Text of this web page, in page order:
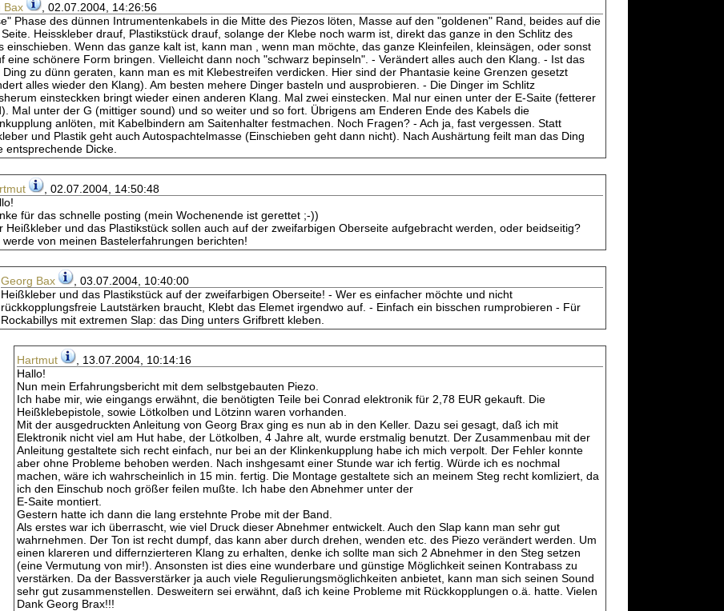
Bax
, 02.07.2004, 14:26:56
Phase des dünnen Intrumentenkabels in die Mitte des Piezos löten, Masse auf den "goldenen" Rand, beides auf die
Heisskleber drauf, Plastikstück drauf, solange der Klebe noch warm ist, direkt das ganze in den Schlitz des
einschieben. Wenn das ganze kalt ist, kann man , wenn man möchte, das ganze Kleinfeilen, kleinsägen, oder sonst
eine schönere Form bringen. Vielleicht dann noch "schwarz bepinseln". - Verändert alles auch den Klang. - Ist das
Ding zu dünn geraten, kann man es mit Klebestreifen verdicken. Hier sind der Phantasie keine Grenzen gesetzt
alles wieder den Klang). Am besten mehere Dinger basteln und ausprobieren. - Die Dinger im Schlitz
einsteckken bringt wieder einen anderen Klang. Mal zwei einstecken. Mal nur einen unter der E-Saite (fetterer
Mal unter der G (mittiger sound) und so weiter und so fort. Übrigens am Enderen Ende des Kabels die
anlöten, mit Kabelbindern am Saitenhalter festmachen. Noch Fragen? - Ach ja, fast vergessen. Statt
und Plastik geht auch Autospachtelmasse (Einschieben geht dann nicht). Nach Aushärtung feilt man das Ding
entsprechende Dicke.
, 02.07.2004, 14:50:48
für das schnelle posting (mein Wochenende ist gerettet ;-))
Heißkleber und das Plastikstück sollen auch auf der zweifarbigen Oberseite aufgebracht werden, oder beidseitig?
werde von meinen Bastelerfahrungen berichten!
Georg Bax
, 03.07.2004, 10:40:00
Heißkleber und das Plastikstück auf der zweifarbigen Oberseite! - Wer es einfacher möchte und nicht
rückkopplungsfreie Lautstärken braucht, Klebt das Elemet irgendwo auf. - Einfach ein bisschen rumprobieren - Für
Rockabillys mit extremen Slap: das Ding unters Grifbrett kleben.
Hartmut
, 13.07.2004, 10:14:16
Hallo!
Nun mein Erfahrungsbericht mit dem selbstgebauten Piezo.
Ich habe mir, wie eingangs erwähnt, die benötigten Teile bei Conrad elektronik für 2,78 EUR gekauft. Die
Heißklebepistole, sowie Lötkolben und Lötzinn waren vorhanden.
Mit der ausgedruckten Anleitung von Georg Brax ging es nun ab in den Keller. Dazu sei gesagt, daß ich mit
Elektronik nicht viel am Hut habe, der Lötkolben, 4 Jahre alt, wurde erstmalig benutzt. Der Zusammenbau mit der
Anleitung gestaltete sich recht einfach, nur bei an der Klinkenkupplung habe ich mich verpolt. Der Fehler konnte
aber ohne Probleme behoben werden. Nach inshgesamt einer Stunde war ich fertig. Würde ich es nochmal
machen, wäre ich wahrscheinlich in 15 min. fertig. Die Montage gestaltete sich an meinem Steg recht komliziert, da
ich den Einschub noch größer feilen mußte. Ich habe den Abnehmer unter der
E-Saite montiert.
Gestern hatte ich dann die lang erstehnte Probe mit der Band.
Als erstes war ich überrascht, wie viel Druck dieser Abnehmer entwickelt. Auch den Slap kann man sehr gut
wahrnehmen. Der Ton ist recht dumpf, das kann aber durch drehen, wenden etc. des Piezo verändert werden. Um
einen klareren und differnzierteren Klang zu erhalten, denke ich sollte man sich 2 Abnehmer in den Steg setzen
(eine Vermutung von mir!). Ansonsten ist dies eine wunderbare und günstige Möglichkeit seinen Kontrabass zu
verstärken. Da der Bassverstärker ja auch viele Regulierungsmöglichkeiten anbietet, kann man sich seinen Sound
sehr gut zusammenstellen. Desweitern sei erwähnt, daß ich keine Probleme mit Rückkopplungen o.ä. hatte. Vielen
Dank Georg Brax!!!